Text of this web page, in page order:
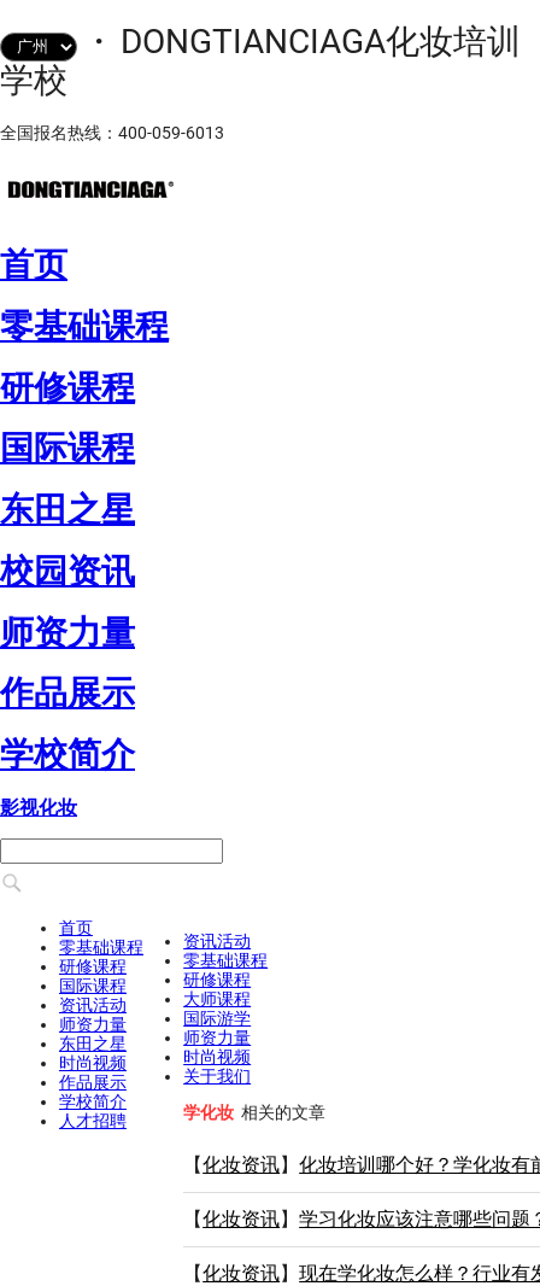
· DONGTIANCIAGA化妆培训
学校
全国报名热线：400-059-6013
首页
零基础课程
研修课程
国际课程
东田之星
校园资讯
师资力量
作品展示
学校简介
影视化妆
首页
零基础课程
研修课程
国际课程
资讯活动
师资力量
东田之星
时尚视频
作品展示
学校简介
人才招聘
资讯活动
零基础课程
研修课程
大师课程
国际游学
师资力量
时尚视频
关于我们
学化妆 相关的文章
【化妆资讯】化妆培训哪个好？学化妆有
【化妆资讯】学习化妆应该注意哪些问题
【化妆资讯】现在学化妆怎么样？行业有